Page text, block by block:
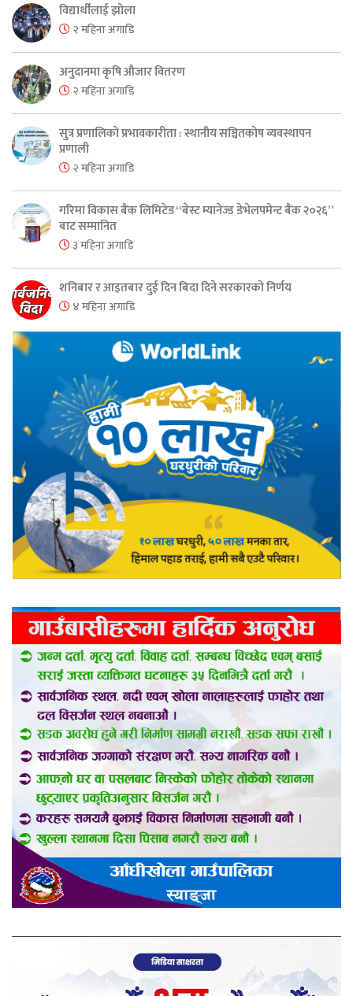
विद्यार्थीलाई झोला
२ महिना अगाडि
अनुदानमा कृषि औजार वितरण
२ महिना अगाडि
सुत्र प्रणालिको प्रभावकारीता : स्थानीय सञ्चितकोष व्यवस्थापन
प्रणाली
२ महिना अगाडि
गरिमा विकास बैंक लिमिटेड “बेस्ट म्यानेज्ड डेभेलपमेन्ट बैंक २०२६”
बाट सम्मानित
३ महिना अगाडि
शनिबार र आइतबार दुई दिन बिदा दिने सरकारको निर्णय
४ महिना अगाडि